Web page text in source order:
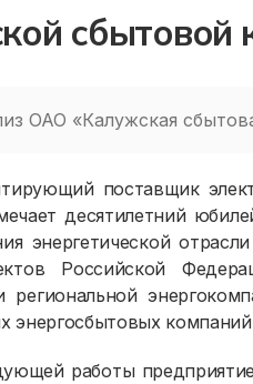
сбытовой
ОАО «Калужская
поставщик
десятилетний
энергетической
Российской
региональной
энергосбытовых
работы